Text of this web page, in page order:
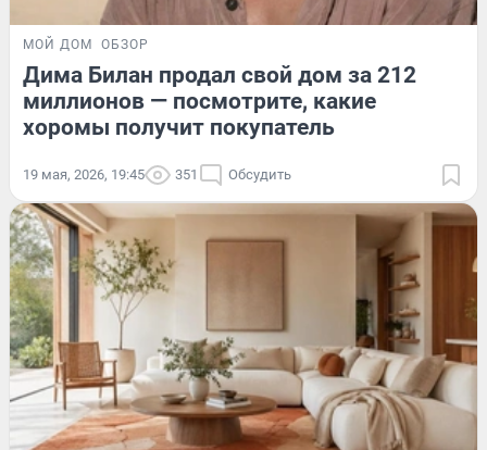
МОЙ ДОМ ОБЗОР
Дима Билан продал свой дом за 212
миллионов — посмотрите, какие
хоромы получит покупатель
19 мая, 2026, 19:45 351 Обсудить